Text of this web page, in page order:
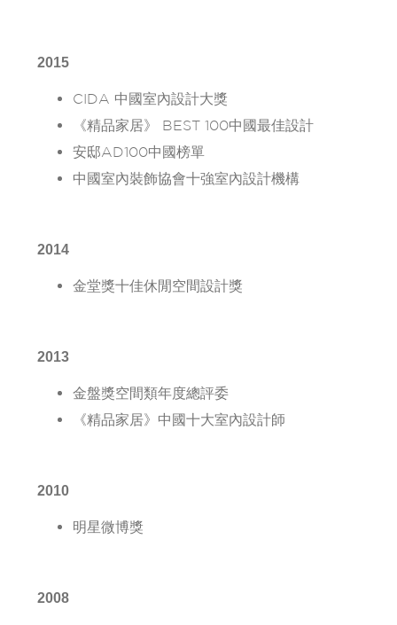
2015
CIDA 中國室內設計大獎
《精品家居》 BEST 100中國最佳設計
安邸AD100中國榜單
中國室內裝飾協會十強室內設計機構
2014
金堂獎十佳休閒空間設計獎
2013
金盤獎空間類年度總評委
《精品家居》中國十大室內設計師
2010
明星微博獎
2008